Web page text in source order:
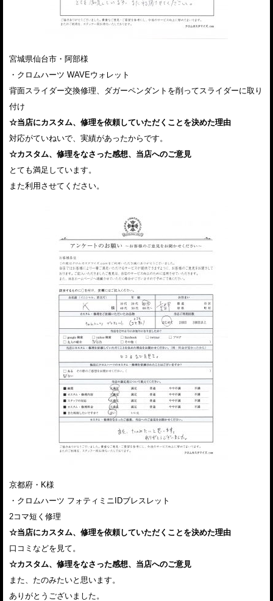
宮城県仙台市・阿部様
・クロムハーツ WAVEウォレット
背面スライダー交換修理、ダガーペンダントを削ってスライダーに取り
付け
☆当店にカスタム、修理を依頼していただくことを決めた理由
対応がていねいで、実績があったからです。
☆カスタム、修理をなさった感想、当店へのご意見
とても満足しています。
また利用させてください。
京都府・K様
・クロムハーツ フォティミニIDブレスレット
2コマ短く修理
☆当店にカスタム、修理を依頼していただくことを決めた理由
口コミなどを見て。
☆カスタム、修理をなさった感想、当店へのご意見
また、たのみたいと思います。
ありがとうございました。